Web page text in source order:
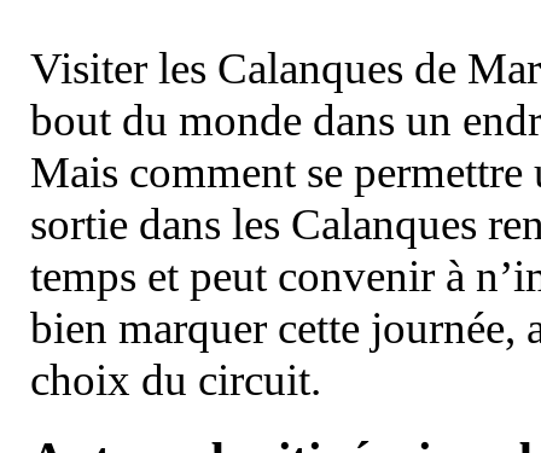
Visiter les Calanques de
bout du monde dans un
Mais comment se permettre
sortie dans les Calanques
temps et peut convenir à
bien marquer cette journée,
choix du circuit.